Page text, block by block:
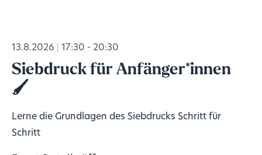
13.8.2026 17:30 - 20:30
Siebdruck für Anfänger*innen
🖌️
Lerne die Grundlagen des Siebdrucks Schritt für
Schritt